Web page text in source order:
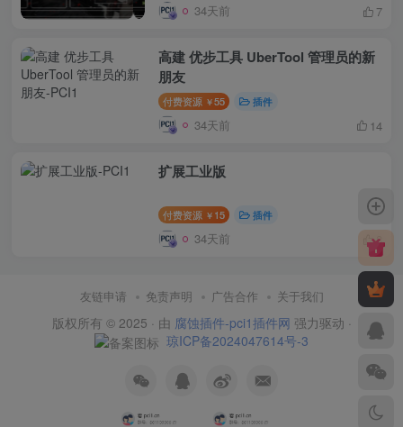
34天前 7
高建 优步工具 UberTool 管理员的新
朋友
付费资源 ￥55 插件
34天前 14
扩展工业版
付费资源 ￥ 15 插件
34天前 8
友链申请 免责声明 广告合作 关于我们
版权所有 © 2025 · 由 腐蚀插件-pci1插件网 强力驱动 ·
琼ICP备2024047614号-3